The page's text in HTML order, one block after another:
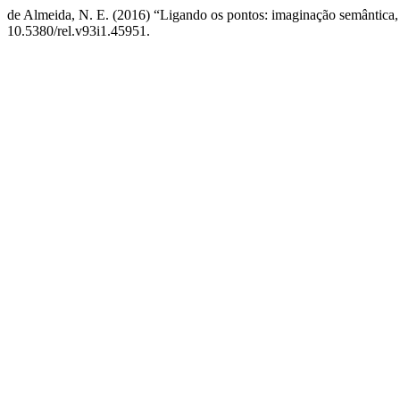
de Almeida, N. E. (2016) “Ligando os pontos: imaginação
10.5380/rel.v93i1.45951.